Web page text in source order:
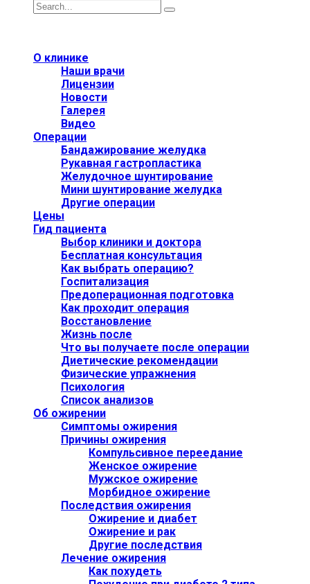
О клинике
Наши врачи
Лицензии
Новости
Галерея
Видео
Операции
Бандажирование желудка
Рукавная гастропластика
Желудочное шунтирование
Мини шунтирование желудка
Другие операции
Цены
Гид пациента
Выбор клиники и доктора
Бесплатная консультация
Как выбрать операцию?
Госпитализация
Предоперационная подготовка
Как проходит операция
Восстановление
Жизнь после
Что вы получаете после операции
Диетические рекомендации
Физические упражнения
Психология
Список анализов
Об ожирении
Симптомы ожирения
Причины ожирения
Компульсивное переедание
Женское ожирение
Мужское ожирение
Морбидное ожирение
Последствия ожирения
Ожирение и диабет
Ожирение и рак
Другие последствия
Лечение ожирения
Как похудеть